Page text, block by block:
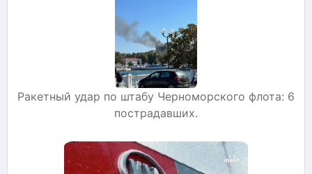
Ракетный удар по штабу Черноморского флота: 6
пострадавших.